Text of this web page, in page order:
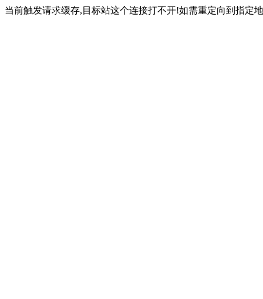
当前触发请求缓存,目标站这个连接打不开!如需重定向到指定